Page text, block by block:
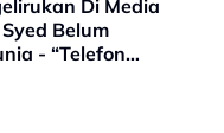
Di Media
Belum
- “Telefon
Makan, Bila